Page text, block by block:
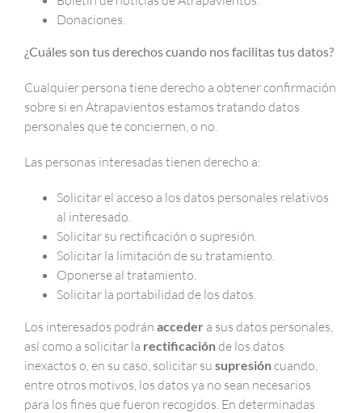
Donaciones.
¿Cuáles son tus derechos cuando nos facilitas tus datos?
Cualquier persona tiene derecho a obtener confirmación
sobre si en Atrapavientos estamos tratando datos
personales que te conciernen, o no.
Las personas interesadas tienen derecho a:
Solicitar el acceso a los datos personales relativos
al interesado.
Solicitar su rectificación o supresión.
Solicitar la limitación de su tratamiento.
Oponerse al tratamiento.
Solicitar la portabilidad de los datos.
Los interesados podrán acceder a sus datos personales,
así como a solicitar la rectificaciónde los datos
inexactos o, en su caso, solicitar su supresióncuando,
entre otros motivos, los datos ya no sean necesarios
para los fines que fueron recogidos. En determinadas